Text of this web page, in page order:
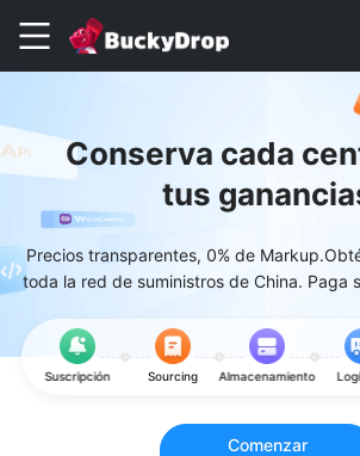
Conserva cada
tus
Precios transparentes, 0% de
toda la red de suministros de China. Paga
Suscripción Sourcing Almacenamiento
Comenzar